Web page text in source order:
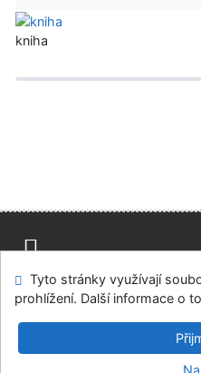
kniha
Mapa stránek Přístupnost
Modul OpenSearch
Městská knihovna v Týně
Tyto stránky využívají
prohlížení. Další informace o